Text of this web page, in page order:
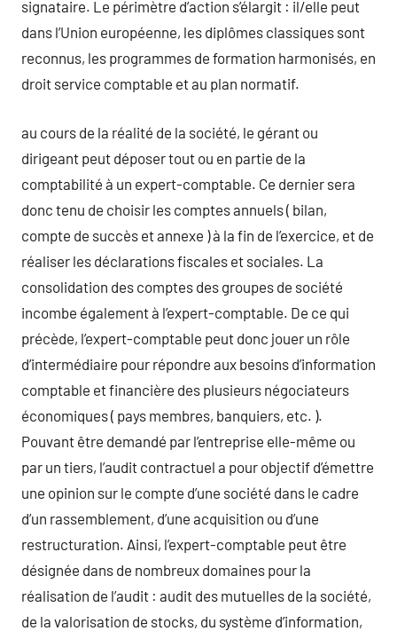
signataire. Le périmètre d’action s’élargit : il/elle peut
dans l’Union européenne, les diplômes classiques sont
reconnus, les programmes de formation harmonisés, en
droit service comptable et au plan normatif.
au cours de la réalité de la société, le gérant ou
dirigeant peut déposer tout ou en partie de la
comptabilité à un expert-comptable. Ce dernier sera
donc tenu de choisir les comptes annuels ( bilan,
compte de succès et annexe ) à la fin de l’exercice, et de
réaliser les déclarations fiscales et sociales. La
consolidation des comptes des groupes de société
incombe également à l’expert-comptable. De ce qui
précède, l’expert-comptable peut donc jouer un rôle
d’intermédiaire pour répondre aux besoins d’information
comptable et financière des plusieurs négociateurs
économiques ( pays membres, banquiers, etc. ).
Pouvant être demandé par l’entreprise elle-même ou
par un tiers, l’audit contractuel a pour objectif d’émettre
une opinion sur le compte d’une société dans le cadre
d’un rassemblement, d’une acquisition ou d’une
restructuration. Ainsi, l’expert-comptable peut être
désignée dans de nombreux domaines pour la
réalisation de l’audit : audit des mutuelles de la société,
de la valorisation de stocks, du système d’information,